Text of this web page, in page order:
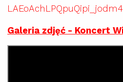
Galeria zdjęć - Koncert